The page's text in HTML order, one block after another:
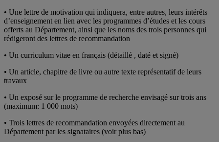
• Une lettre de motivation qui indiquera, entre autres, leurs intérêts
d’enseignement en lien avec les programmes d’études et les cours
offerts au Département, ainsi que les noms des trois personnes qui
rédigeront des lettres de recommandation
• Un curriculum vitae en français (détaillé , daté et signé)
• Un article, chapitre de livre ou autre texte représentatif de leurs
travaux
• Un exposé sur le programme de recherche envisagé sur trois ans
(maximum: 1 000 mots)
• Trois lettres de recommandation envoyées directement au
Département par les signataires (voir plus bas)